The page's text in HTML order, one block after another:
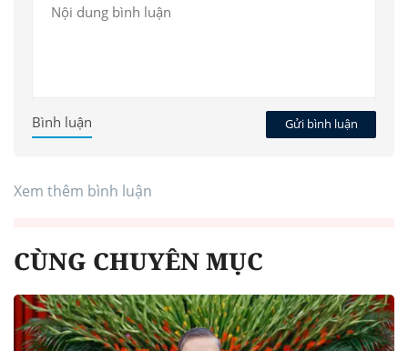
Gửi bình luận
Bình luận
Xem thêm bình luận
CÙNG CHUYÊN MỤC